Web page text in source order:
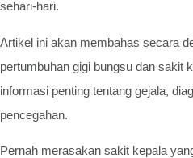
sehari-hari.
Artikel ini akan membahas secara
pertumbuhan gigi bungsu dan sakit
informasi penting tentang gejala,
pencegahan.
Pernah merasakan sakit kepala